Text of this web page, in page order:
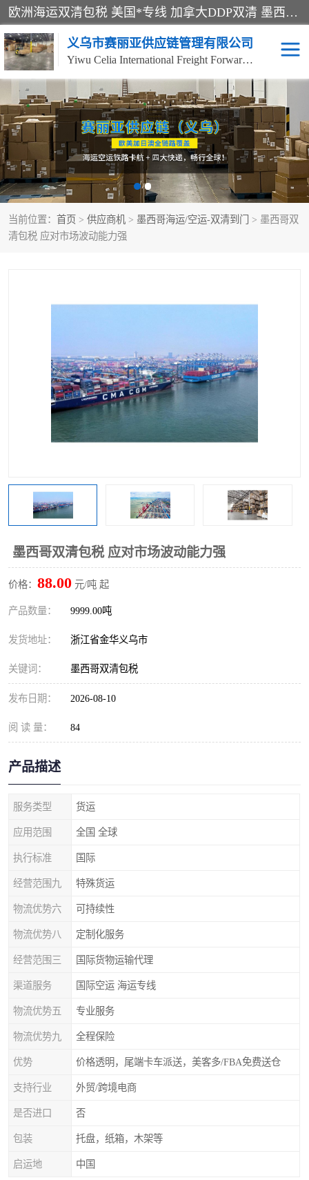
欧洲海运双清包税 美国*专线 加拿大DDP双清 墨西哥跨境空运 澳大利亚专线物流 跨境电商物流服务 国际快递到门服务 海运*渠道 一站式跨境物流解决方案 TikTok/SHEIN专线 电商平台FBA头程运输 国际铁路运输欧洲 UPS/DDHL/联邦快递跨境 美国双清到门物流 跨境*运输
义乌市赛丽亚供应链管理有限公司
Yiwu Celia International Freight Forwarding Co., Ltd
当前位置： 首页 > 供应商机 > 墨西哥海运/空运-双清到门
> 墨西哥双
清包税 应对市场波动能力强
墨西哥双清包税 应对市场波动能力强
价格： 88.00 元/吨 起
产品数量： 9999.00吨
发货地址： 浙江省金华义乌市
关键词： 墨西哥双清包税
发布日期： 2026-08-10
阅 读 量： 84
产品描述
服务类型 货运
应用范围 全国 全球
执行标准 国际
经营范围九 特殊货运
物流优势六 可持续性
物流优势八 定制化服务
经营范围三 国际货物运输代理
渠道服务 国际空运 海运专线
物流优势五 专业服务
物流优势九 全程保险
优势 价格透明，尾端卡车派送，美客多/FBA免费送仓
支持行业 外贸/跨境电商
是否进口 否
包装 托盘，纸箱，木架等
启运地 中国
美森快船 欧洲卡航
加拿大海运/空运-双清到
门
澳大利亚海运/空运-双清
到门
墨西哥海运/空运-双清到
门